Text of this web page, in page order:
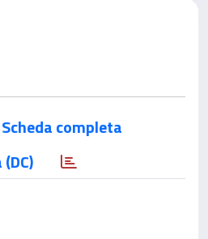
Scheda completa